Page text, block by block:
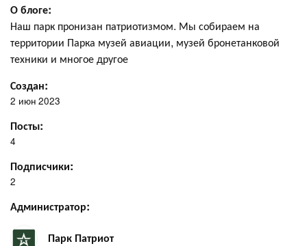
О блоге:
Наш парк пронизан патриотизмом. Мы собираем на
территории Парка музей авиации, музей бронетанковой
техники и многое другое
Создан:
2 июн 2023
Посты:
4
Подписчики:
2
Администратор:
Парк Патриот